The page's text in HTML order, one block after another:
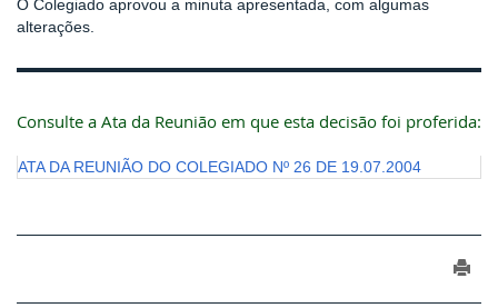
O Colegiado aprovou a minuta apresentada, com algumas
alterações.
Consulte a Ata da Reunião em que esta decisão foi proferida:
ATA DA REUNIÃO DO COLEGIADO Nº 26 DE 19.07.2004